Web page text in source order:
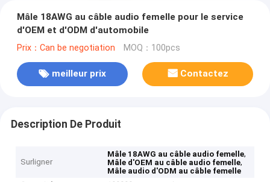
Mâle 18AWG au câble audio femelle pour le service
d'OEM et d'ODM d'automobile
Prix：Can be negotiation MOQ：100pcs
meilleur prix Contactez
Description De Produit
Surligner
Mâle 18AWG au câble audio femelle,
Mâle d'OEM au câble audio femelle,
Mâle audio d'ODM au câble femelle